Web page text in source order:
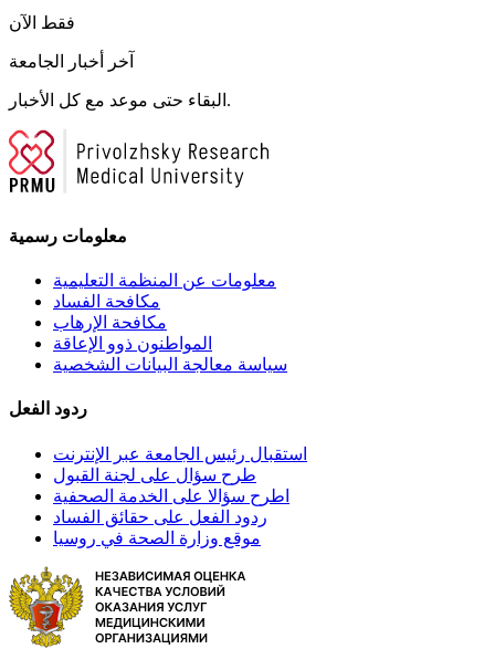
فقط الآن
آخر أخبار الجامعة
البقاء حتى موعد مع كل الأخبار.
معلومات رسمية
معلومات عن المنظمة التعليمية
مكافحة الفساد
مكافحة الإرهاب
المواطنون ذوو الإعاقة
سياسة معالجة البيانات الشخصية
ردود الفعل
استقبال رئيس الجامعة عبر الإنترنت
طرح سؤال على لجنة القبول
اطرح سؤالا على الخدمة الصحفية
ردود الفعل على حقائق الفساد
موقع وزارة الصحة في روسيا